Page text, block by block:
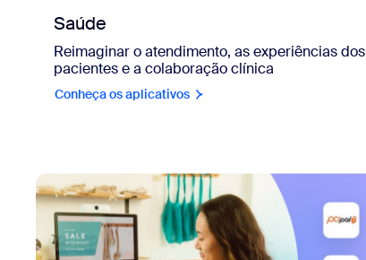
Saúde
Reimaginar o atendimento, as experiências dos
pacientes e a colaboração clínica
Conheça os aplicativos